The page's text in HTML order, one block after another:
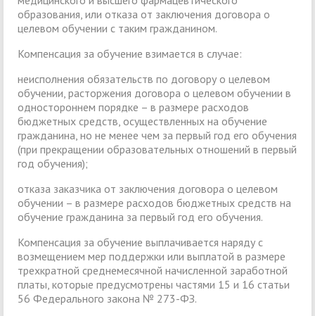
образования, или отказа от заключения договора о
целевом обучении с таким гражданином.
Компенсация за обучение взимается в случае:
неисполнения обязательств по договору о целевом
обучении, расторжения договора о целевом обучении в
одностороннем порядке – в размере расходов
бюджетных средств, осуществленных на обучение
гражданина, но не менее чем за первый год его обучения
(при прекращении образовательных отношений в первый
год обучения);
отказа заказчика от заключения договора о целевом
обучении – в размере расходов бюджетных средств на
обучение гражданина за первый год его обучения.
Компенсация за обучение выплачивается наряду с
возмещением мер поддержки или выплатой в размере
трехкратной среднемесячной начисленной заработной
платы, которые предусмотрены частями 15 и 16 статьи
56 Федерального закона № 273-ФЗ.